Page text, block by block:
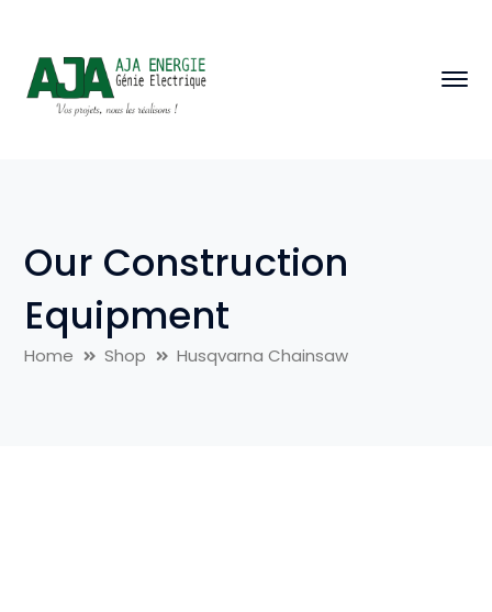
Our Construction
Equipment
Home Shop Husqvarna Chainsaw